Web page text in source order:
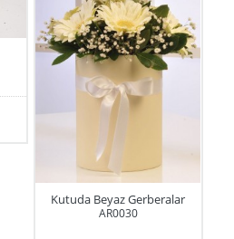
Kutuda Beyaz Gerberalar
AR0030